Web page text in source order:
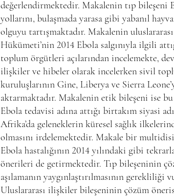
değerlendirmektedir. Makalenin tıp bileşeni
yollarını, bulaşmada yarasa gibi yabanıl
olguyu tartışmaktadır. Makalenin
Hükümeti’nin 2014 Ebola salgınıyla ilgili
toplum örgütleri açılarından incelemekte,
ilişkiler ve hibeler olarak incelerken sivil
kuruluşlarının Gine, Liberya ve Sierra
aktarmaktadır. Makalenin etik bileşeni ise
Ebola tedavisi adına attığı birtakım siyasi
Afrika’da geleneklerin küresel sağlık
olmasını irdelemektedir. Makale bir
Ebola hastalığının 2014 yılındaki gibi
önerileri de getirmektedir. Tıp bileşeninin
aşılamanın yaygınlaştırılmasının gerekliliği
Uluslararası ilişkiler bileşeninin çözüm